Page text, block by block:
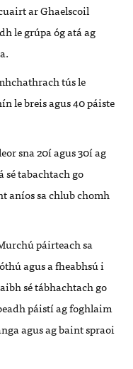
ar Ghaelscoil
le grúpa óg atá ag
tús le
le breis agus 40 páiste
sna 20í agus 30í ag
tabachtach go
aníos sa chlub chomh
páirteach sa
agus a fheabhsú i
sé tábhachtach go
páistí ag foghlaim
agus ag baint spraoi